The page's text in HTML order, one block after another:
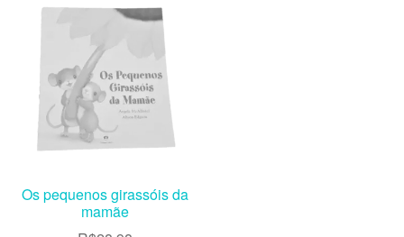
Os pequenos girassóis da
mamãe